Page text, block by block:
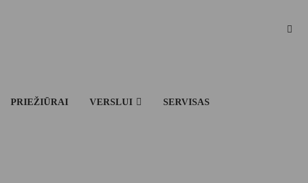
PRIEŽIŪRAI VERSLUI SERVISAS